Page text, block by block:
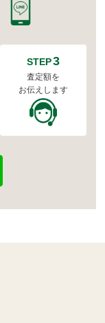
STEP3
査定額を
お伝えします